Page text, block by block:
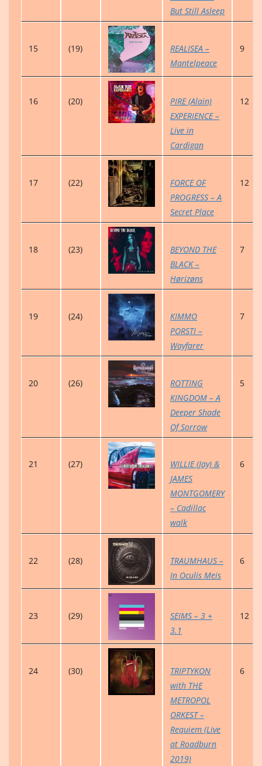
But Still Asleep
15 (19)
REALISEA –
Mantelpeace
9
16 (20)
PIRE (Alain)
EXPERIENCE –
Live in
Cardigan
12
17 (22)
FORCE OF
PROGRESS – A
Secret Place
12
18 (23)
BEYOND THE
BLACK –
Hørizøns
7
19 (24)
KIMMO
PORSTI –
Wayfarer
7
20 (26)
ROTTING
KINGDOM – A
Deeper Shade
Of Sorrow
5
21 (27)
WILLIE (Jay) &
JAMES
MONTGOMERY
– Cadillac
walk
6
22 (28)
TRAUMHAUS –
In Oculis Meis
6
23 (29)
SEIMS – 3 +
3.1
12
24 (30)
TRIPTYKON
with THE
METROPOL
ORKEST –
Requiem (Live
at Roadburn
2019)
6